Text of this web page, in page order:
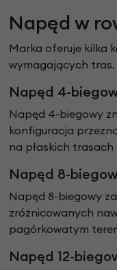
Napęd w
Marka oferuje kilka
wymagających tras.
Napęd 4-
Napęd 4-biegowy
konfiguracja
na płaskich
Napęd 8-
Napęd 8-biegowy
zróżnicowanych
pagórkowatym
Napęd 12-